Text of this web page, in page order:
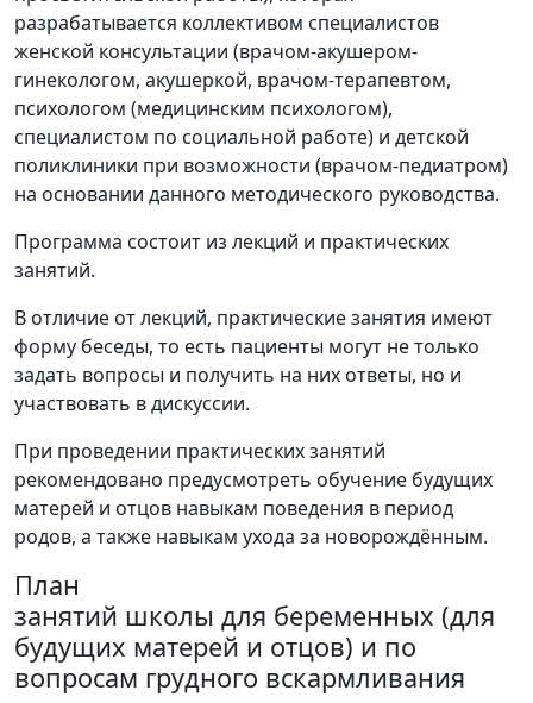
разрабатывается коллективом специалистов
женской консультации (врачом-акушером-
гинекологом, акушеркой, врачом-терапевтом,
психологом (медицинским психологом),
специалистом по социальной работе) и детской
поликлиники при возможности (врачом-педиатром)
на основании данного методического руководства.
Программа состоит из лекций и практических
занятий.
В отличие от лекций, практические занятия имеют
форму беседы, то есть пациенты могут не только
задать вопросы и получить на них ответы, но и
участвовать в дискуссии.
При проведении практических занятий
рекомендовано предусмотреть обучение будущих
матерей и отцов навыкам поведения в период
родов, а также навыкам ухода за новорождённым.
План
занятий школы для беременных (для
будущих матерей и отцов) и по
вопросам грудного вскармливания